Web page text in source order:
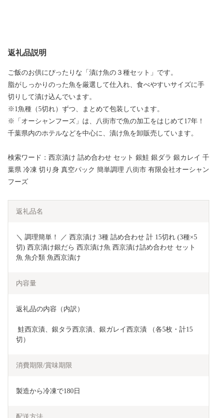
返礼品説明
ご飯のお供にぴったりな「漬け魚の３種セット」です。
脂がしっかりのった魚を厳選して仕入れ、食べやすいサイズに手
切りして漬け込んでいます。
※1魚種（5切れ）ずつ、まとめて包装しています。
※「オーシャンフーズ」は、八街市で魚の加工をはじめて17年！
千葉県内のホテルなどを中心に、漬け魚を卸販売しています。
検索ワード：西京漬け 詰め合わせ セット 銀鮭 銀ダラ 銀カレイ 千
葉県 冷凍 切り身 真空パック 簡単調理 八街市 有限会社オーシャン
フーズ
返礼品名
＼ 調理簡単！ ／ 西京漬け 3種 詰め合わせ 計 15切れ (3種×5
切) 西京漬け銀だら 西京漬け魚 西京漬け詰め合わせ セット
魚 魚介類 魚西京漬け
内容量
返礼品の内容（内訳）
切）
消費期限/賞味期限
製造から冷凍で180日